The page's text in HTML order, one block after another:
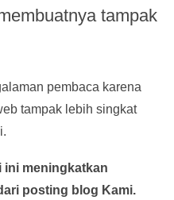
tampak
pembaca karena
tampak lebih singkat
ini meningkatkan
posting blog Kami.